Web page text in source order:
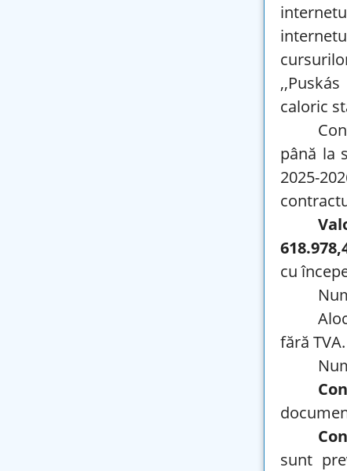
caloric
până la
2025-
cu
fără TVA.
sunt